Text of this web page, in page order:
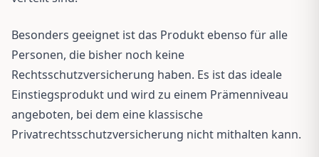
Besonders geeignet ist das Produkt ebenso für alle
Personen, die bisher noch keine
Rechtsschutzversicherung haben. Es ist das ideale
Einstiegsprodukt und wird zu einem Prämenniveau
angeboten, bei dem eine klassische
Privatrechtsschutzversicherung nicht mithalten kann.